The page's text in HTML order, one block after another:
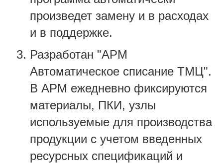
произведет замену и в расходах
и в поддержке.
Разработан "АРМ
Автоматическое списание ТМЦ".
В АРМ ежедневно фиксируются
материалы, ПКИ, узлы
используемые для производства
продукции с учетом введенных
ресурсных спецификаций и